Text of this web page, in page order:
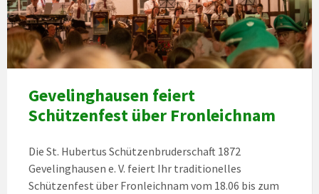
Gevelinghausen feiert
Schützenfest über Fronleichnam
Die St. Hubertus Schützenbruderschaft 1872
Gevelinghausen e. V. feiert Ihr traditionelles
Schützenfest über Fronleichnam vom 18.06 bis zum